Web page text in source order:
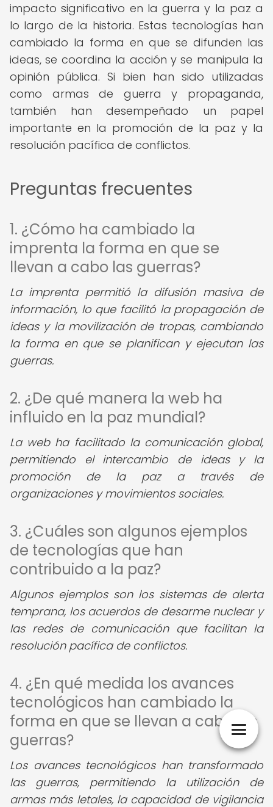
impacto significativo en la guerra y la paz a
lo largo de la historia. Estas tecnologías han
cambiado la forma en que se difunden las
ideas, se coordina la acción y se manipula la
opinión pública. Si bien han sido utilizadas
como armas de guerra y propaganda,
también han desempeñado un papel
importante en la promoción de la paz y la
resolución pacífica de conflictos.
Preguntas frecuentes
1. ¿Cómo ha cambiado la
imprenta la forma en que se
llevan a cabo las guerras?
La imprenta permitió la difusión masiva de
información, lo que facilitó la propagación de
ideas y la movilización de tropas, cambiando
la forma en que se planifican y ejecutan las
guerras.
2. ¿De qué manera la web ha
influido en la paz mundial?
La web ha facilitado la comunicación global,
permitiendo el intercambio de ideas y la
promoción de la paz a través de
organizaciones y movimientos sociales.
3. ¿Cuáles son algunos ejemplos
de tecnologías que han
contribuido a la paz?
Algunos ejemplos son los sistemas de alerta
temprana, los acuerdos de desarme nuclear y
las redes de comunicación que facilitan la
resolución pacífica de conflictos.
4. ¿En qué medida los avances
tecnológicos han cambiado la
forma en que se llevan a cabo las
guerras?
Los avances tecnológicos han transformado
las guerras, permitiendo la utilización de
armas más letales, la capacidad de vigilancia